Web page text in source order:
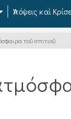
Ἀπόψεις καὶ
τοῦ σπιτιοῦ